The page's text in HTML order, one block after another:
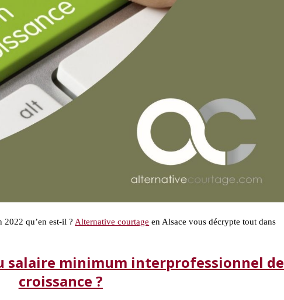
2022 qu’en est-il ?Alternative courtage en Alsace vous décrypte tout dans
salaire minimum interprofessionnel de
croissance ?